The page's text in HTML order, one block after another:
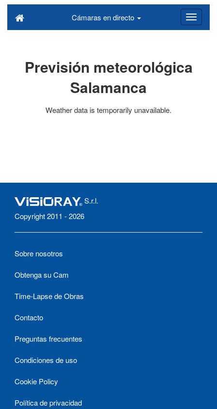
Cámaras en directo
Previsión meteorológica
Salamanca
Weather data is temporarily unavailable.
S.r.l.
Copyright 2011 - 2026
Sobre nosotros
Obtenga su Cam
Time-Lapse de Obras
Contacto
Preguntas frecuentes
Condiciones de uso
Cookie Policy
Política de privacidad